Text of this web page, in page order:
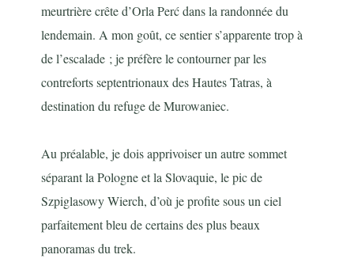
meurtrière crête d’Orla Perć dans la randonnée du
lendemain. A mon goût, ce sentier s’apparente trop à
de l’escalade ; je préfère le contourner par les
contreforts septentrionaux des Hautes Tatras, à
destination du refuge de Murowaniec.
Au préalable, je dois apprivoiser un autre sommet
séparant la Pologne et la Slovaquie, le pic de
Szpiglasowy Wierch, d’où je profite sous un ciel
parfaitement bleu de certains des plus beaux
panoramas du trek.